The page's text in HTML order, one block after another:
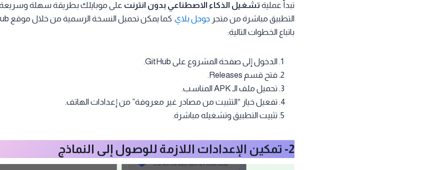
تبدأ عملية تشغيل الذكاء الاصطناعي بدون انترنت على موبايلك بطريقة سهلة
التطبيق مباشرة من متجر جوجل بلاي
باتباع الخطوات التالية:
الدخول إلى صفحة المشروع على GitHub.
فتح قسم Releases.
تحميل ملف الـ APK المناسب.
تفعيل خيار “التثبيت من مصادر غير معروفة” من إعدادات الهاتف.
تثبيت التطبيق وتشغيله مباشرة.
2- تمكين الإعدادات اللازمة للوصول إلى النماذج